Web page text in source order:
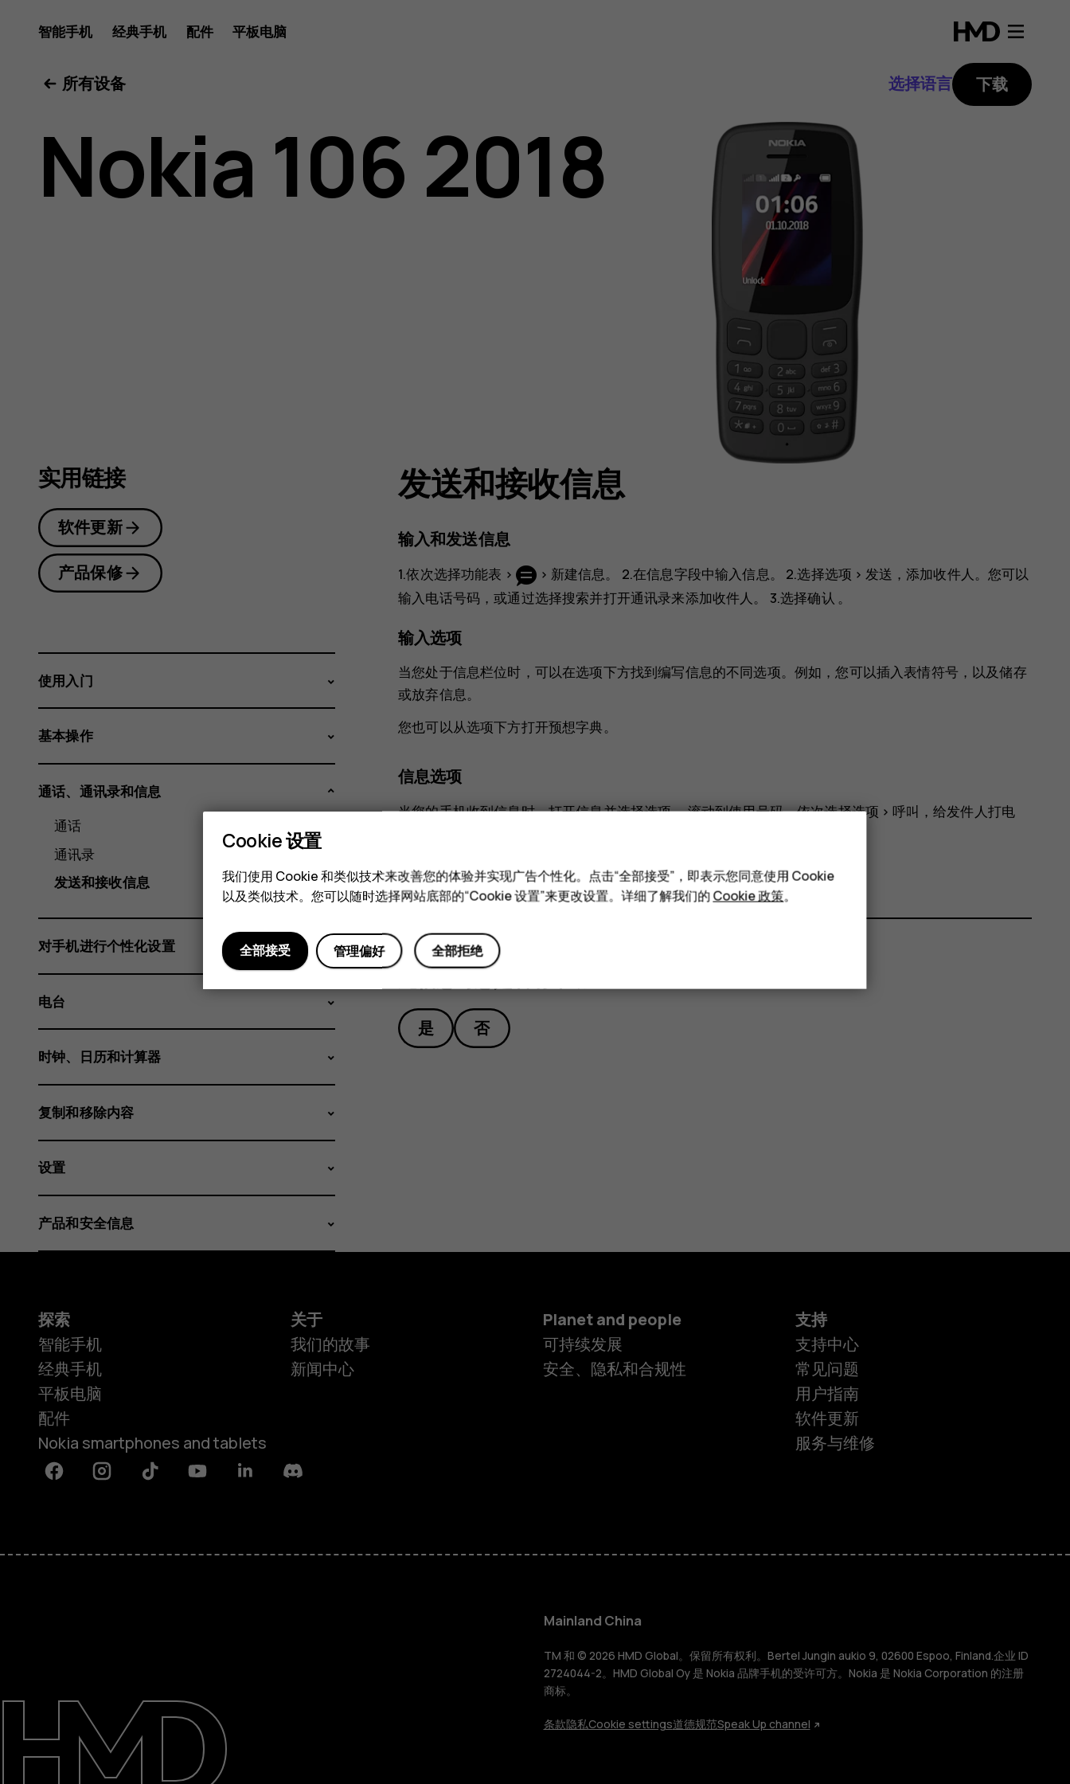
Nokia
106
2018
指
南
智能手机 经典手机 配件 平板电脑
智能手机
经典手机
配件
平板电脑
Mainland China
所有设备 选择语言 下载
Nokia 106 2018
发送和接收信息
输入和发送信息
1.依次选择功能表 > > 新建信息。 2.在信息字段中输入信息。 2.选择选项 > 发送 ，添加收件人。您可以
输入电话号码，或通过选择搜索并打开通讯录来添加收件人。 3.选择确认 。
输入选项
当您处于信息栏位时，可以在选项下方找到编写信息的不同选项。例如，您可以插入表情符号，以及储存
或放弃信息。
您也可以从选项下方打开预想字典。
信息选项
当您的手机收到信息时，打开信息并选择选项。 滚动到使用号码，依次选择选项 > 呼叫 ，给发件人打电
是 否
实用链接
软件更新
产品保修
使用入门
基本操作
通话、通讯录和信息
通话
通讯录
发送和接收信息
对手机进行个性化设置
电台
时钟、日历和计算器
复制和移除内容
设置
产品和安全信息
探索
智能手机
经典手机
平板电脑
配件
Nokia smartphones and tablets
关于
我们的故事
新闻中心
Planet and people
可持续发展
安全、隐私和合规性
支持
支持中心
常见问题
用户指南
软件更新
服务与维修
FacebookInstagramTiktok YoutubeLinkedinDiscord
Mainland China
TM 和 © 2026 HMD Global。保留所有权利。Bertel Jungin aukio 9, 02600 Espoo, Finland.企业 ID
2724044-2。HMD Global Oy 是 Nokia 品牌手机的受许可方。Nokia 是 Nokia Corporation 的注册
商标。
条款隐私Cookie settings道德规范Speak Up channel
Cookie 设置
我们使用 Cookie 和类似技术来改善您的体验并实现广告个性化。点击“全部接受”，即表示您同意使用 Cookie
以及类似技术。您可以随时选择网站底部的“Cookie 设置”来更改设置。详细了解我们的Cookie 政策。
全部拒绝
管理偏好
全部接受